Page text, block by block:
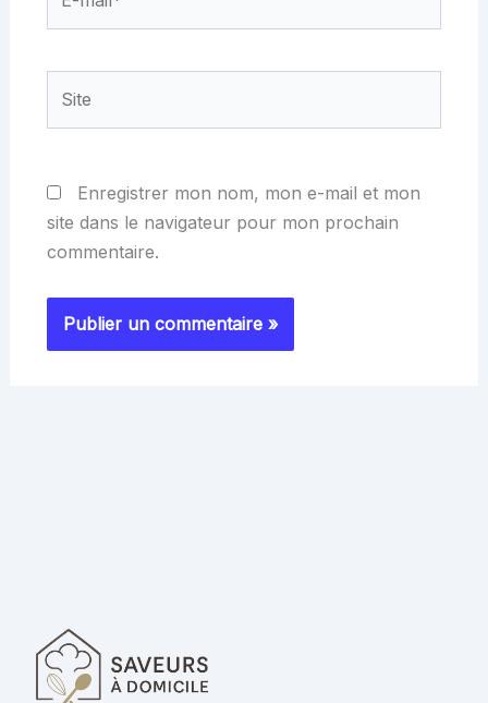
mail*
Enregistrer mon nom, mon e-mail et mon
site dans le navigateur pour mon prochain
commentaire.